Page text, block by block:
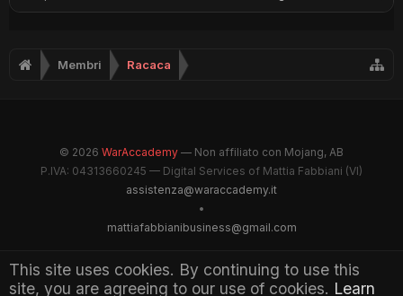
This site uses cookies. By continuing to use this
site, you are agreeing to our use of cookies. Learn
Membri Racaca
© 2026 WarAccademy — Non affiliato con Mojang, AB
P.IVA: 04313660245 — Digital Services of Mattia Fabbiani (VI)
assistenza@waraccademy.it
•
mattiafabbianibusiness@gmail.com
@GhostFabbyz
Maintained by WarAccademy Administrators